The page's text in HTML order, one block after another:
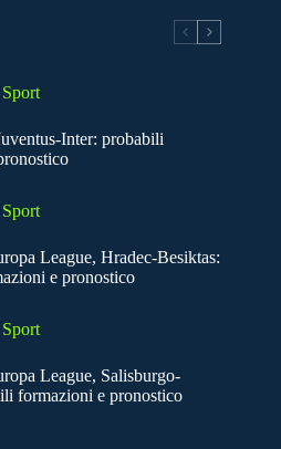
Sport
Inter: probabili
Sport
League, Hradec-Besiktas:
e pronostico
Sport
League, Salisburgo-
formazioni e pronostico